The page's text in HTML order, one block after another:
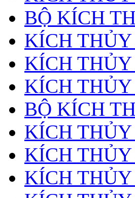
BỘ KÍCH
KÍCH
KÍCH
KÍCH
BỘ KÍCH
KÍCH
KÍCH
KÍCH